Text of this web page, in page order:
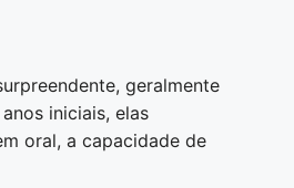
geralmente
iniciais, elas
oral, a capacidade de